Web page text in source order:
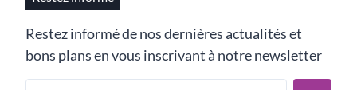
Restez informé de nos dernières actualités et
bons plans en vous inscrivant à notre newsletter